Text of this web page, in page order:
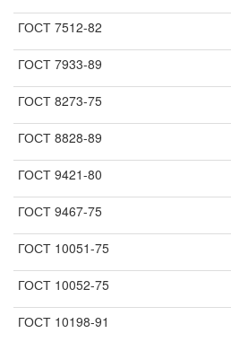
ГОСТ 7512-82
ГОСТ 7933-89
ГОСТ 8273-75
ГОСТ 8828-89
ГОСТ 9421-80
ГОСТ 9467-75
ГОСТ 10051-75
ГОСТ 10052-75
ГОСТ 10198-91